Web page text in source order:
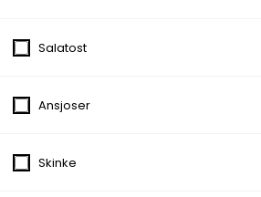
Grill Bøf
Icebergsalat, Tomat, Agurk, Ærter, Majs, Løg
Icebergsalat, Tomat, Agurk, Ærter, Majs,
Salatost
Ansjoser
Skinke